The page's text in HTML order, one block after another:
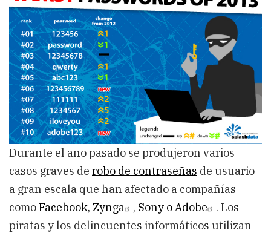
Durante el año pasado se produjeron varios
casos graves de robo de contraseñas de usuario
a gran escala que han afectado a compañías
comoFacebook, Zynga , Sony o Adobe
. Los
piratas y los delincuentes informáticos utilizan